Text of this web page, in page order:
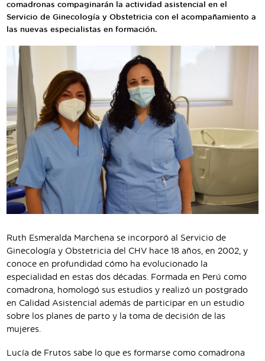
Traductor
Segueix-nos:
comadronas compaginarán la actividad asistencial en el
Servicio de Ginecología y Obstetricia con el acompañamiento a
las nuevas especialistas en formación.
Ruth Esmeralda Marchena se incorporó al Servicio de
Ginecología y Obstetricia del CHV hace 18 años, en 2002, y
conoce en profundidad cómo ha evolucionado la
especialidad en estas dos décadas. Formada en Perú como
comadrona, homologó sus estudios y realizó un postgrado
en Calidad Asistencial además de participar en un estudio
sobre los planes de parto y la toma de decisión de las
mujeres.
Lucía de Frutos sabe lo que es formarse como comadrona